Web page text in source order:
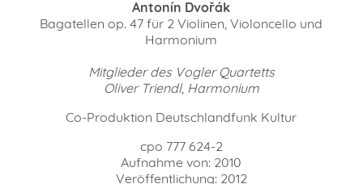
Antonín Dvořák
Bagatellen op. 47 für 2 Violinen, Violoncello und
Harmonium
Mitglieder des Vogler Quartetts
Oliver Triendl, Harmonium
Co-Produktion Deutschlandfunk Kultur
cpo 777 624-2
Aufnahme von: 2010
Veröffentlichung: 2012